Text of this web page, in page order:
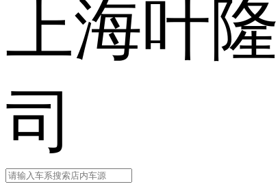
上海叶
司